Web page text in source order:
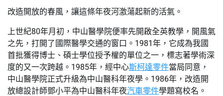
改造開放的春風，讓這條年夜河激蕩起新的活氣。
上世紀80年月初，中山醫學院便率先開啟全英教學，開風氣
之先，打開了國際醫學交通的窗口。1981年，它成為我國
首批獲得博士、碩士學位授予權的單位之一，標志著學術深
度的又一次跨越。1985年，經中心斯柯達零件當局同意，
中山醫學院正式升級為中山醫科年夜學。1986年，改造開
放總設計師鄧小平為中山醫科年夜汽車零件學題寫校名。